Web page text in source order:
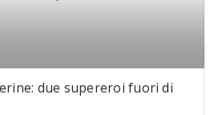
due supereroi fuori di